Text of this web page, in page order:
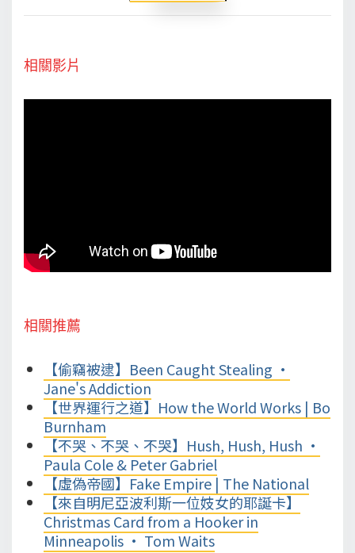
相關影片
相關推薦
【偷竊被逮】Been Caught Stealing •
Jane's Addiction
【世界運行之道】How the World Works | Bo
Burnham
【不哭、不哭、不哭】Hush, Hush, Hush •
Paula Cole & Peter Gabriel
【虛偽帝國】Fake Empire | The National
【來自明尼亞波利斯一位妓女的耶誕卡】
Christmas Card from a Hooker in
Minneapolis • Tom Waits